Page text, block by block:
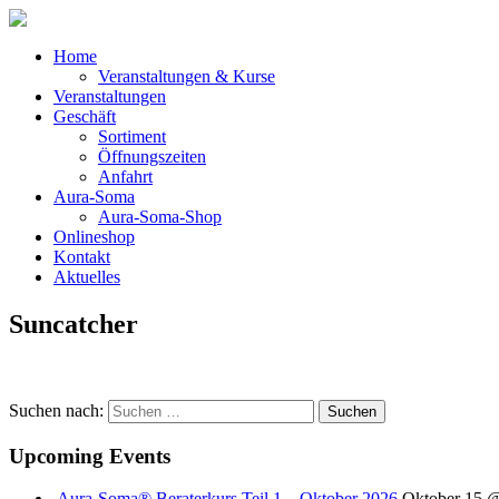
Home
Veranstaltungen & Kurse
Veranstaltungen
Geschäft
Sortiment
Öffnungszeiten
Anfahrt
Aura-Soma
Aura-Soma-Shop
Onlineshop
Kontakt
Aktuelles
Suncatcher
Suchen nach:
Upcoming Events